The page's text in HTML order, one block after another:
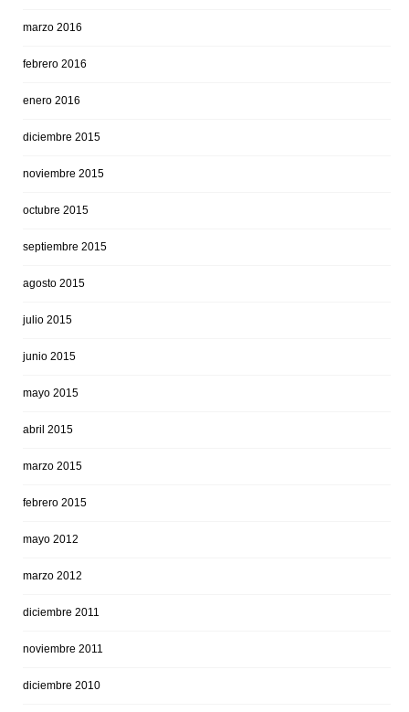
marzo 2016
febrero 2016
enero 2016
diciembre 2015
noviembre 2015
octubre 2015
septiembre 2015
agosto 2015
julio 2015
junio 2015
mayo 2015
abril 2015
marzo 2015
febrero 2015
mayo 2012
marzo 2012
diciembre 2011
noviembre 2011
diciembre 2010